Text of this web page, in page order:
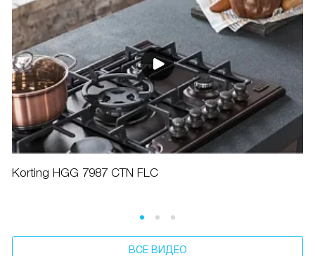
Korting HGG 7987 CTN FLC
ВСЕ ВИДЕО